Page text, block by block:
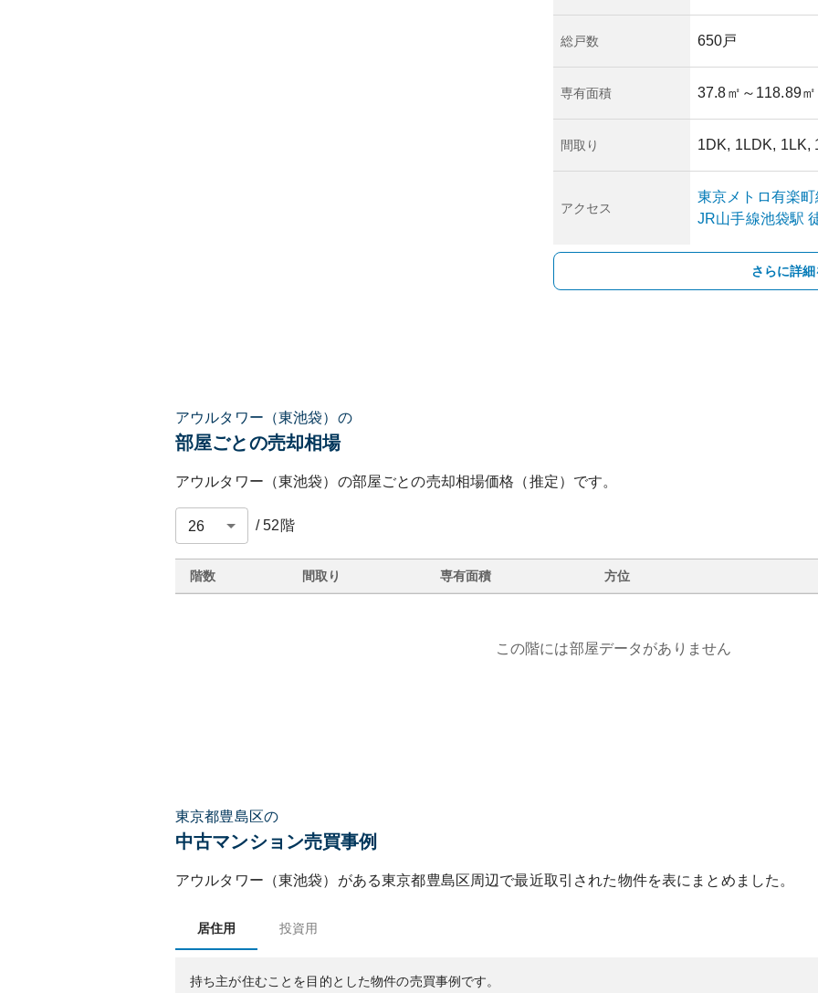
総戸数 650戸
専有面積 37.8㎡ ～118.89㎡
間取り 1DK, 1LDK, 1LK,
アクセス
東京メトロ有楽
JR山手線池袋駅
さらに詳
アウルタワー（東池袋）の
部屋ごとの売却相場
アウルタワー（東池袋） の部屋ごとの売却相場価格（推定）です。
/52 階
階数 間取り 専有面積 方位
この階には部屋データがありません
東京都豊島区の
中古マンション売買事例
アウルタワー（東池袋） がある東京都豊島区周辺で最近取引された物件を表にまとめました。
居住用 投資用
持ち主が住むことを目的とした物件の売買事例です。